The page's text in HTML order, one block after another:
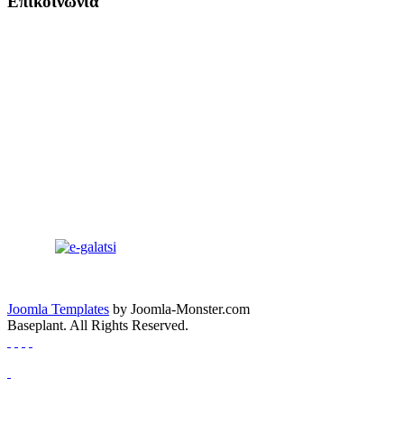
Joomla Templates by Joomla-Monster.com
Baseplant. All Rights Reserved.